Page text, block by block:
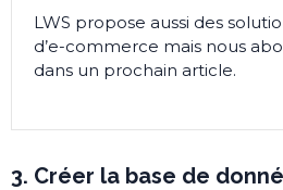
LWS propose aussi des
d’e-commerce mais nous
dans un prochain article.
3. Créer la base de